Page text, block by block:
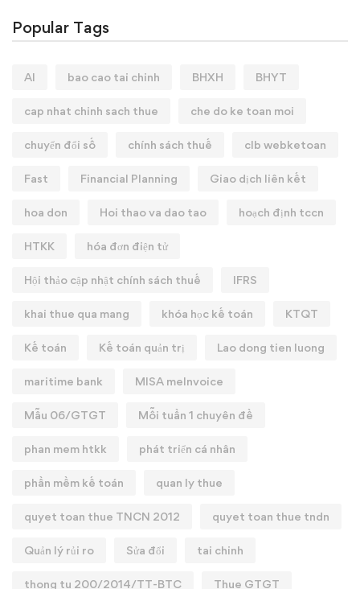
Popular Tags
AI bao cao tai chinh BHXH BHYT
cap nhat chinh sach thue che do ke toan moi
chuyển đổi số chính sách thuế clb webketoan
Fast Financial Planning Giao dịch liên kết
hoa don Hoi thao va dao tao hoạch định tccn
HTKK hóa đơn điện tử
Hội thảo cập nhật chính sách thuế IFRS
khai thue qua mang khóa học kế toán KTQT
Kế toán Kế toán quản trị Lao dong tien luong
maritime bank MISA meInvoice
Mẫu 06/GTGT Mỗi tuần 1 chuyên đề
phan mem htkk phát triển cá nhân
phần mềm kế toán quan ly thue
quyet toan thue TNCN 2012 quyet toan thue tndn
Quản lý rủi ro Sửa đổi tai chinh
thong tu 200/2014/TT-BTC Thue GTGT